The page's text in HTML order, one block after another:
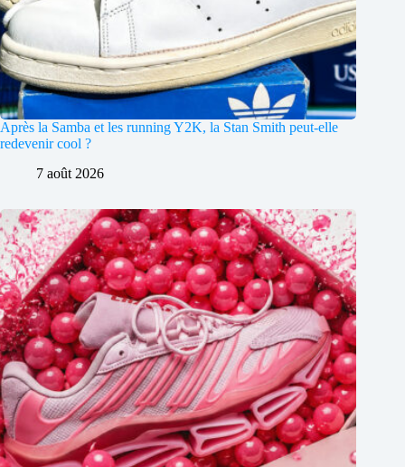
Après la Samba et les running Y2K, la Stan Smith peut-elle
redevenir cool ?
7 août 2026